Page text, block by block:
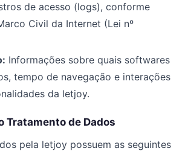
de acesso (logs), conforme
Civil da Internet (Lei nº
Informações sobre quais softwares
tempo de navegação e interações
da letjoy.
Tratamento de Dados
pela letjoy possuem as seguintes